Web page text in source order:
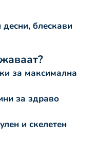
блескави
за максимална
за здраво
и скелетен